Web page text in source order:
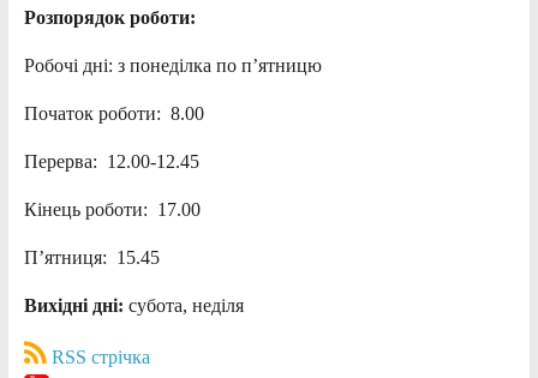
Розпорядок роботи:
Робочі дні: з понеділка по п’ятницю
Початок роботи: 8.00
Перерва: 12.00-12.45
Кінець роботи: 17.00
П’ятниця: 15.45
Вихідні дні: субота, неділя
RSS стрічка